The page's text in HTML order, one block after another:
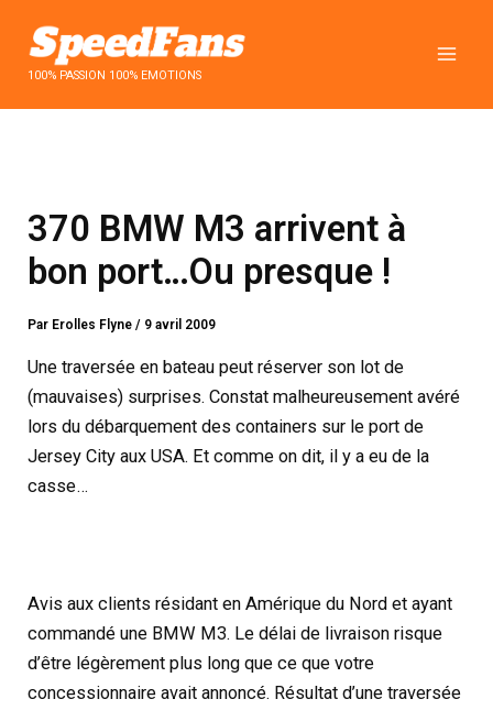
contenu100% PASSION 100% EMOTIONS
370 BMW M3 arrivent à
bon port…Ou presque !
Par Erolles Flyne/ 9 avril 2009
Une traversée en bateau peut réserver son lot de
(mauvaises) surprises. Constat malheureusement avéré
lors du débarquement des containers sur le port de
Jersey City aux USA. Et comme on dit, il y a eu de la
casse…
Avis aux clients résidant en Amérique du Nord et ayant
commandé une BMW M3. Le délai de livraison risque
d’être légèrement plus long que ce que votre
concessionnaire avait annoncé. Résultat d’une traversée